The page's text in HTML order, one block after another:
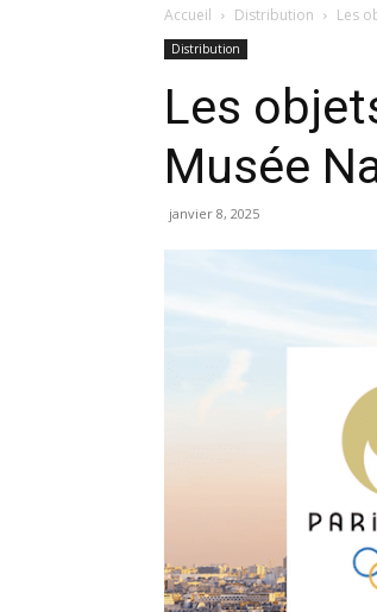
Accueil Distribution Les
Distribution
Les
Musée
janvier 8, 2025